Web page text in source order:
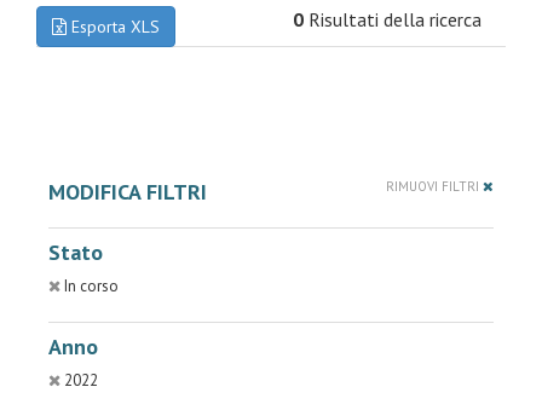
Esporta XLS 0 Risultati della ricerca
MODIFICA FILTRI RIMUOVI FILTRI
Stato
In corso
Anno
2022